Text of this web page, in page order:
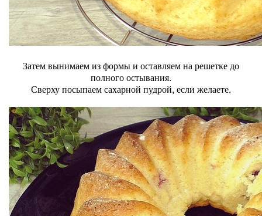
Затем вынимаем из формы и оставляем на решетке до
полного остывания.
Сверху посыпаем сахарной пудрой, если желаете.